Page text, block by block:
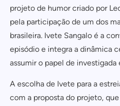
projeto de humor criado por
pela participação de um dos
brasileira. Ivete Sangalo é a
episódio e integra a dinâmica
assumir o papel de investigada
A escolha de Ivete para a
com a proposta do projeto,